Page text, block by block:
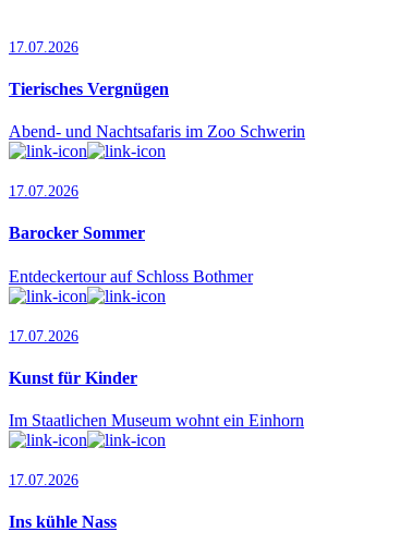
17.07.2026
Tierisches Vergnügen
Abend- und Nachtsafaris im Zoo Schwerin
17.07.2026
Barocker Sommer
Entdeckertour auf Schloss Bothmer
17.07.2026
Kunst für Kinder
Im Staatlichen Museum wohnt ein Einhorn
17.07.2026
Ins kühle Nass